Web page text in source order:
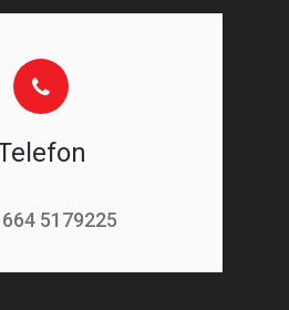
5179225